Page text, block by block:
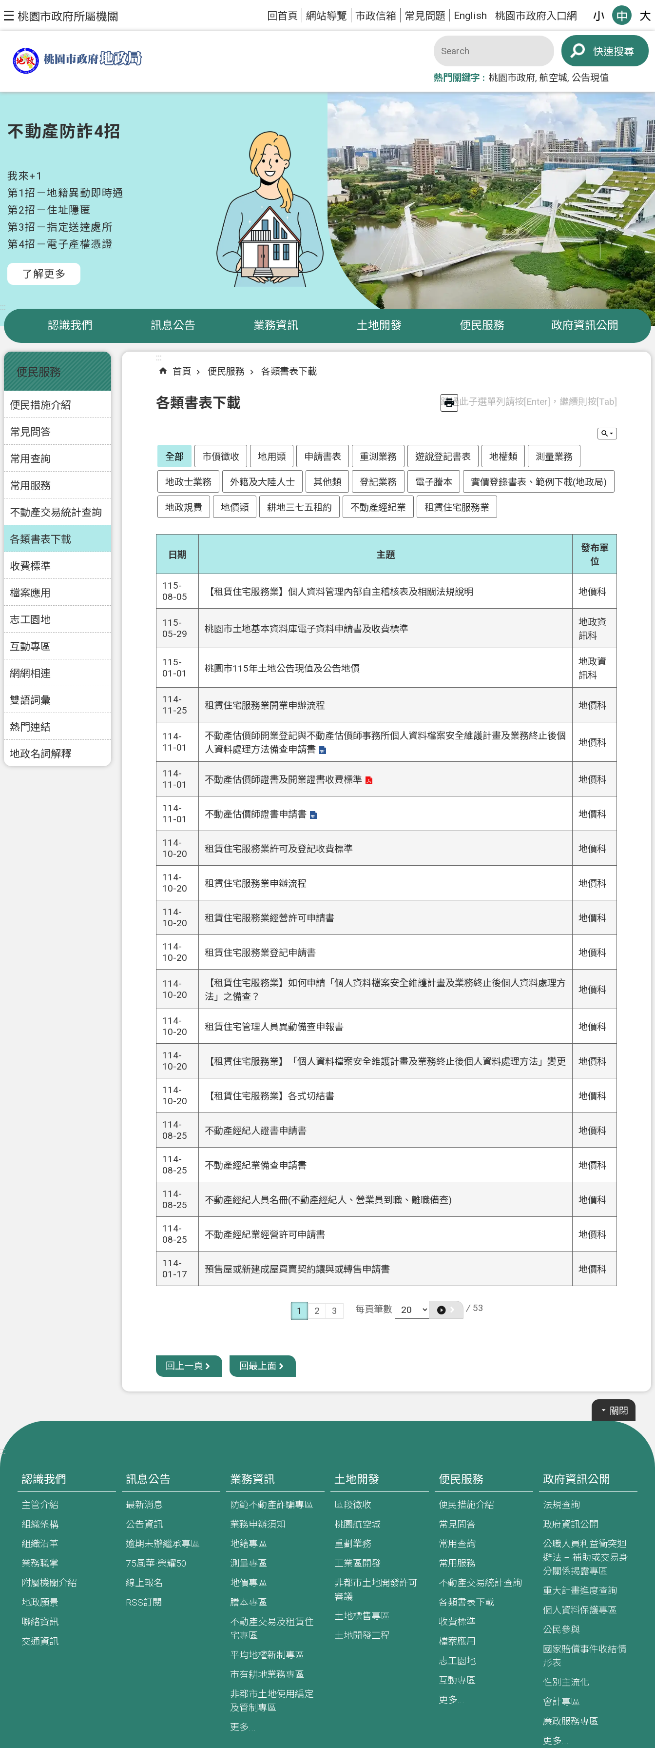
跳到主要內容區塊
桃園市政府所屬機關 回首頁 網站導覽 市政信箱 常見問題 English 桃園市政府入口網
搜尋
熱門關鍵字 桃園市政府 航空城 公告現值
不動產防詐4招
我來+1
第1招－地籍異動即時通
第2招－住址隱匿
第3招－指定送達處所
第4招－電子產權憑證
了解更多
:::
認識我們 訊息公告 業務資訊 土地開發 便民服務 政府資訊公開
:::
便民服務
便民措施介紹
常見問答
常用查詢
常用服務
不動產交易統計查詢
各類書表下載
收費標準
檔案應用
志工園地
互動專區
網網相連
雙語詞彙
熱門連結
地政名詞解釋
:::
首頁
便民服務 各類書表下載
各類書表下載 跳過此子選單列請按[Enter]，繼續則按[Tab]
全部 市價徵收 地用類 申請書表 重測業務 遊說登記書表 地權類 測量業務
地政士業務 外籍及大陸人士 其他類 登記業務 電子謄本 實價登錄書表、範例下載(地政局)
地政規費 地價類 耕地三七五租約 不動產經紀業 租賃住宅服務業
日期 主題
發布單
位
115-
08-05
【租賃住宅服務業】個人資料管理內部自主稽核表及相關法規說明 地價科
115-
05-29
桃園市土地基本資料庫電子資料申請書及收費標準
地政資
訊科
115-
01-01
桃園市115年土地公告現值及公告地價
地政資
訊科
114-
11-25
租賃住宅服務業開業申辦流程 地價科
114-
11-01
不動產估價師開業登記與不動產估價師事務所個人資料檔案安全維護計畫及業務終止後個
人資料處理方法備查申請書
地價科
114-
11-01
不動產估價師證書及開業證書收費標準 地價科
114-
11-01
不動產估價師證書申請書 地價科
114-
10-20
租賃住宅服務業許可及登記收費標準 地價科
114-
10-20
租賃住宅服務業申辦流程 地價科
114-
10-20
租賃住宅服務業經營許可申請書 地價科
114-
10-20
租賃住宅服務業登記申請書 地價科
114-
10-20
【租賃住宅服務業】如何申請「個人資料檔案安全維護計畫及業務終止後個人資料處理方
法」之備查？
地價科
114-
10-20
租賃住宅管理人員異動備查申報書 地價科
114-
10-20
【租賃住宅服務業】「個人資料檔案安全維護計畫及業務終止後個人資料處理方法」變更 地價科
114-
10-20
【租賃住宅服務業】各式切結書 地價科
114-
08-25
不動產經紀人證書申請書 地價科
114-
08-25
不動產經紀業備查申請書 地價科
114-
08-25
不動產經紀人員名冊(不動產經紀人、營業員到職、離職備查) 地價科
114-
08-25
不動產經紀業經營許可申請書 地價科
114-
01-17
預售屋或新建成屋買賣契約讓與或轉售申請書 地價科
1 2 3 每頁筆數 / 53
回上一頁 回最上面
關閉
:::
認識我們
主管介紹
組織架構
組織沿革
業務職掌
附屬機關介紹
地政願景
聯絡資訊
交通資訊
訊息公告
最新消息
公告資訊
逾期未辦繼承專區
75風華·榮耀50
線上報名
RSS訂閱
業務資訊
防範不動產詐騙專區
業務申辦須知
地籍專區
測量專區
地價專區
謄本專區
不動產交易及租賃住
宅專區
平均地權新制專區
市有耕地業務專區
非都市土地使用編定
及管制專區
更多...
土地開發
區段徵收
桃園航空城
重劃業務
工業區開發
非都市土地開發許可
審議
土地標售專區
土地開發工程
便民服務
便民措施介紹
常見問答
常用查詢
常用服務
不動產交易統計查詢
各類書表下載
收費標準
檔案應用
志工園地
互動專區
更多...
政府資訊公開
法規查詢
政府資訊公開
公職人員利益衝突迴
避法 – 補助或交易身
分關係揭露專區
重大計畫進度查詢
個人資料保護專區
公民參與
國家賠償事件收結情
形表
性別主流化
會計專區
廉政服務專區
更多...